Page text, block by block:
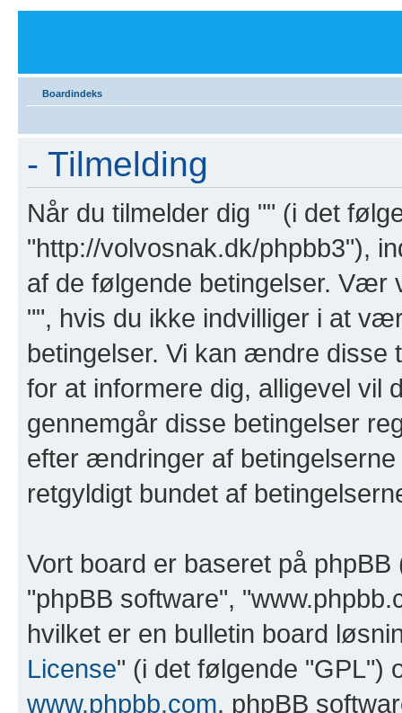
Boardindeks
- Tilmelding
Når du tilmelder dig "" (i det
"http://volvosnak.dk/phpbb3"),
af de følgende betingelser. Vær
"", hvis du ikke indvilliger i at
betingelser. Vi kan ændre disse
for at informere dig, alligevel vil
gennemgår disse betingelser
efter ændringer af
retgyldigt bundet af
Vort board er baseret på
"phpBB software",
hvilket er en bulletin board
License" (i det følgende "GPL")
www.phpbb.com. phpBB